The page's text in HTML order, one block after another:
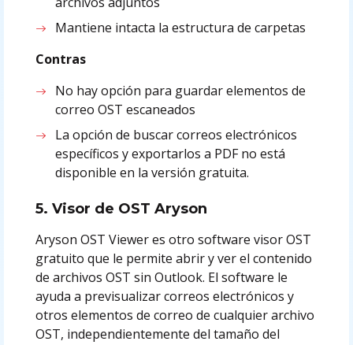
Mantiene intacta la estructura de carpetas
Contras
No hay opción para guardar elementos de
correo OST escaneados
La opción de buscar correos electrónicos
específicos y exportarlos a PDF no está
disponible en la versión gratuita.
5. Visor de OST Aryson
Aryson OST Viewer es otro software visor OST
gratuito que le permite abrir y ver el contenido
de archivos OST sin Outlook. El software le
ayuda a previsualizar correos electrónicos y
otros elementos de correo de cualquier archivo
OST, independientemente del tamaño del